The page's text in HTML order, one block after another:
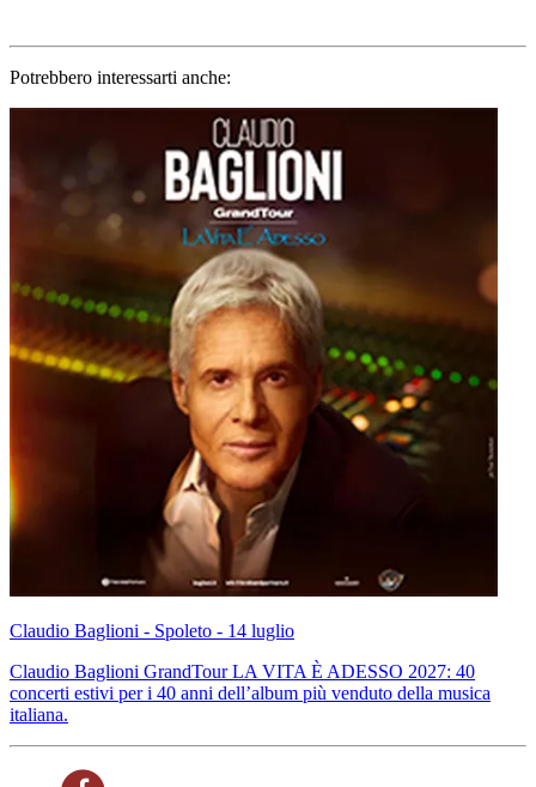
Potrebbero interessarti anche:
Claudio Baglioni - Spoleto - 14 luglio
Claudio Baglioni GrandTour LA VITA È ADESSO 2027: 40
concerti estivi per i 40 anni dell’album più venduto della musica
italiana.